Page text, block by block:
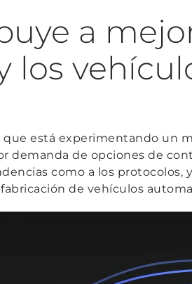
a
los
está experimentando un
demanda de opciones de
como a los protocolos,
de vehículos